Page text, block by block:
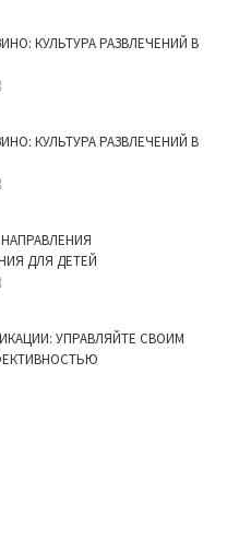
КУЛЬТУРА РАЗВЛЕЧЕНИЙ В
КУЛЬТУРА РАЗВЛЕЧЕНИЙ В
ДЛЯ ДЕТЕЙ
УПРАВЛЯЙТЕ СВОИМ